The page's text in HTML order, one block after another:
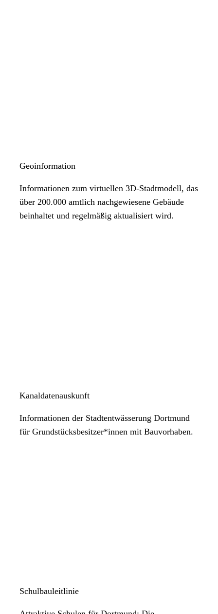
Geoinformation
Informationen zum virtuellen 3D-Stadtmodell, das
über 200.000 amtlich nachgewiesene Gebäude
beinhaltet und regelmäßig aktualisiert wird.
Kanaldatenauskunft
Informationen der Stadtentwässerung Dortmund
für Grundstücksbesitzer*innen mit Bauvorhaben.
Schulbauleitlinie